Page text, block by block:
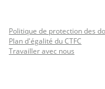
Politique de protection des
Plan d'égalité du CTFC
Travailler avec nous